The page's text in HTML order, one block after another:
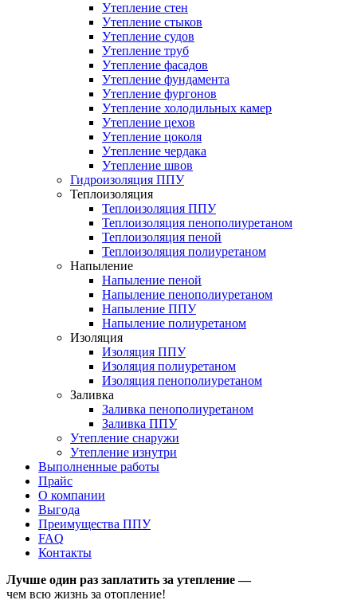
Утепление стен
Утепление стыков
Утепление судов
Утепление труб
Утепление фасадов
Утепление фундамента
Утепление фургонов
Утепление холодильных камер
Утепление цехов
Утепление цоколя
Утепление чердака
Утепление швов
Гидроизоляция ППУ
Теплоизоляция
Теплоизоляция ППУ
Теплоизоляция пенополиуретаном
Теплоизоляция пеной
Теплоизоляция полиуретаном
Напыление
Напыление пеной
Напыление пенополиуретаном
Напыление ППУ
Напыление полиуретаном
Изоляция
Изоляция ППУ
Изоляция полиуретаном
Изоляция пенополиуретаном
Заливка
Заливка пенополиуретаном
Заливка ППУ
Утепление снаружи
Утепление изнутри
Выполненные работы
Прайс
О компании
Выгода
Преимущества ППУ
FAQ
Контакты
Лучше один раз заплатить за утепление —
чем всю жизнь за отопление!